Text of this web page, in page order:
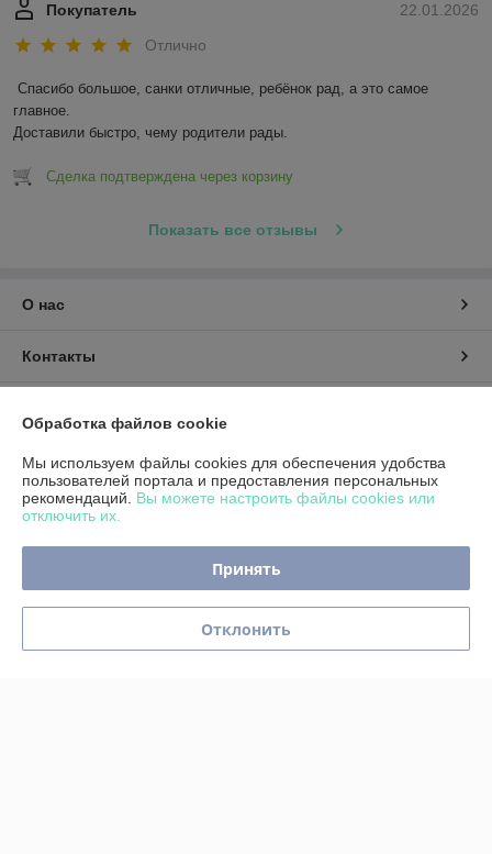
22.01.2026
Покупатель
Отлично
Спасибо большое, санки отличные, ребёнок рад, а это самое
главное.
Доставили быстро, чему родители рады.
Сделка подтверждена через корзину
Показать все отзывы
О нас
Контакты
График работы
Полная версия сайта
Политика обработки cookies
Сайт создан на платформе Deal.by
Обработка файлов cookie
Мы используем файлы cookies для обеспечения удобства
пользователей портала и предоставления персональных
рекомендаций. Вы можете настроить файлы cookies или
отключить их.
Принять
Отклонить